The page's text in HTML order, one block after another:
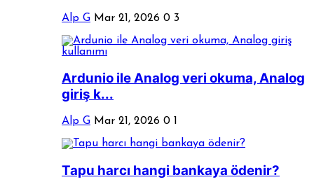
Alp G Mar 21, 2026 0 3
Ardunio ile Analog veri okuma, Analog
giriş k...
Alp G Mar 21, 2026 0 1
Tapu harcı hangi bankaya ödenir?